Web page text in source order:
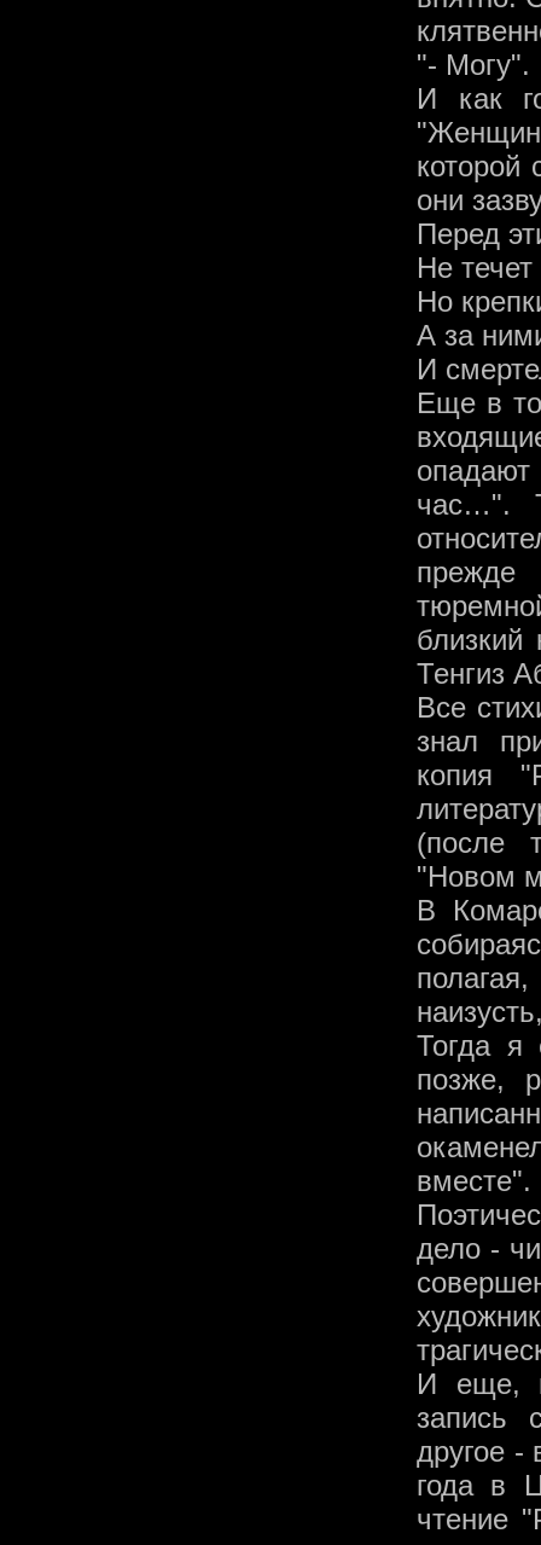
"- Могу".
И как
которой
они
Перед
Не
Но
А за
И
Еще в
час…".
прежде
близкий
Тенгиз
Все
знал
копия
(после
"Новом
В
Тогда я
позже,
вместе".
дело -
И еще,
запись
другое -
года в
чтение